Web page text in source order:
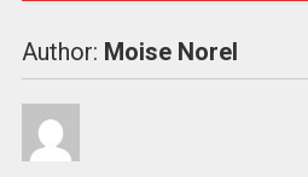
Author: Moise Norel